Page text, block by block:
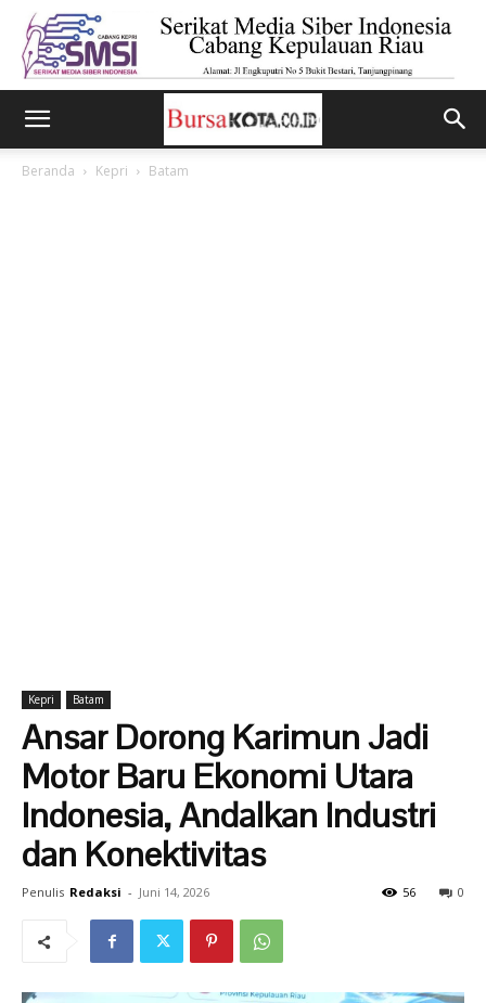
Beranda Kepri Batam
Kepri Batam
Ansar Dorong Karimun Jadi
Motor Baru Ekonomi Utara
Indonesia, Andalkan Industri
dan Konektivitas
Penulis Redaksi - Juni 14, 2026 0
56